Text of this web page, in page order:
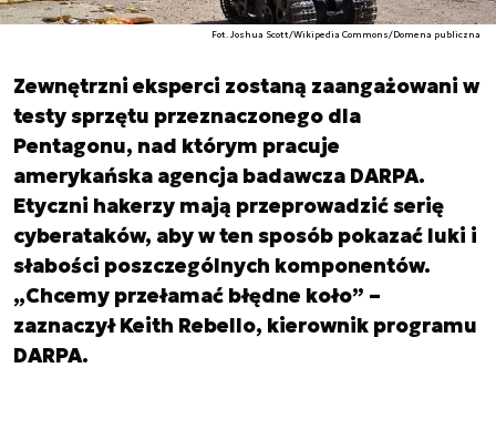
Fot. Joshua Scott/Wikipedia Commons/Domena publiczna
Zewnętrzni eksperci zostaną zaangażowani w
testy sprzętu przeznaczonego dla
Pentagonu, nad którym pracuje
amerykańska agencja badawcza DARPA.
Etyczni hakerzy mają przeprowadzić serię
cyberataków, aby w ten sposób pokazać luki i
słabości poszczególnych komponentów.
„Chcemy przełamać błędne koło” –
zaznaczył Keith Rebello, kierownik programu
DARPA.